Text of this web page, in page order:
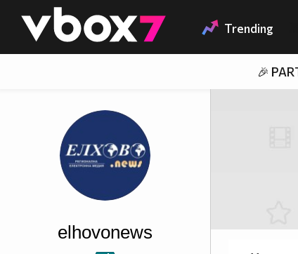
👾 Trending
🎉
elhovonews